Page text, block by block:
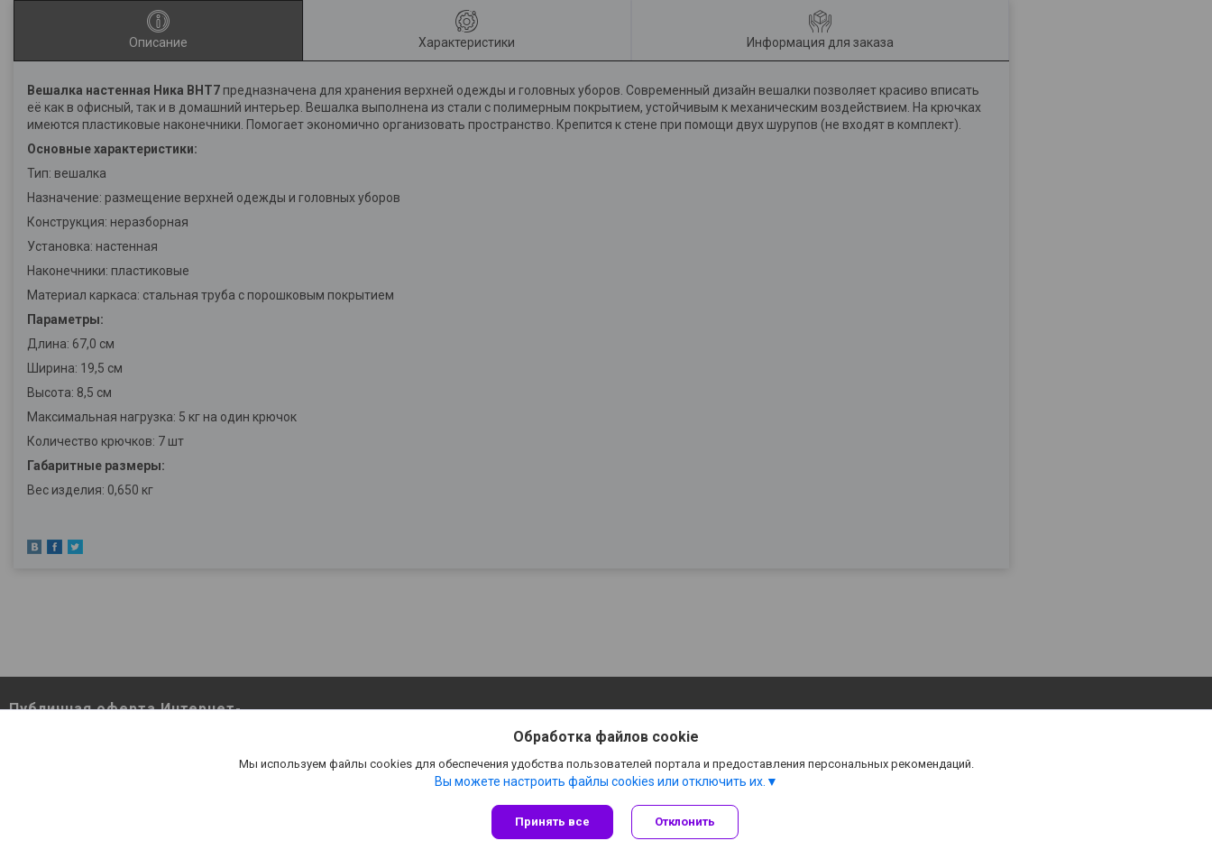
Описание Характеристики Информация для заказа
Вешалка настенная Ника ВНТ7 предназначена для хранения верхней одежды и головных уборов. Современный дизайн вешалки позволяет красиво вписать
её как в офисный, так и в домашний интерьер. Вешалка выполнена из стали с полимерным покрытием, устойчивым к механическим воздействием. На крючках
имеются пластиковые наконечники. Помогает экономично организовать пространство. Крепится к стене при помощи двух шурупов (не входят в комплект).
Основные характеристики:
Тип: вешалка
Назначение: размещение верхней одежды и головных уборов
Конструкция: неразборная
Установка: настенная
Наконечники: пластиковые
Материал каркаса: стальная труба с порошковым покрытием
Параметры:
Длина: 67,0 см
Ширина: 19,5 см
Высота: 8,5 см
Максимальная нагрузка: 5 кг на один крючок
Количество крючков: 7 шт
Габаритные размеры:
Вес изделия: 0,650 кг
Публичная оферта Интернет-
Сайт создан на платформе Deal.by
Политика обработки файлов cookies
Обработка файлов cookie
Мы используем файлы cookies для обеспечения удобства пользователей портала и предоставления персональных рекомендаций.
Вы можете настроить файлы cookies или отключить их.
Принять все Отклонить